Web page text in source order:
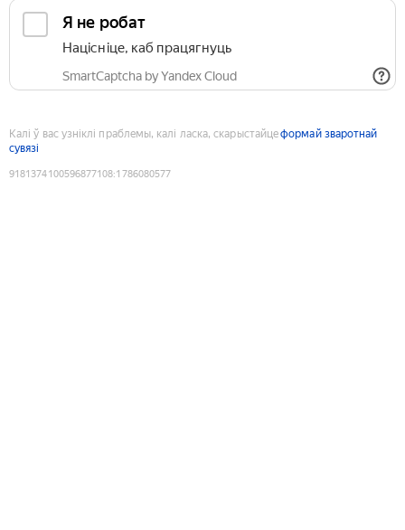
Я не робат
Націсніце, каб працягнуць
SmartCaptcha by Yandex Cloud
Калі ў вас узніклі праблемы, калі ласка, скарыстайцеформай зваротнай
сувязі
9181374100596877108:1786080577